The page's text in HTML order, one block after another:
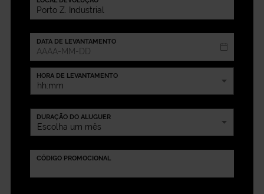
DATA DE LEVANTAMENTO
HORA DE LEVANTAMENTO
DURAÇÃO DO ALUGUER
CÓDIGO PROMOCIONAL